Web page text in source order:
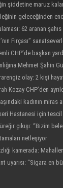
şiddetine maruz
geleceğinden
62 aranan şahıs
Fırçası”
CHP’de başkan
Mehmet Şahin
olay: 2 kişi
Kozay CHP’den
kadının miras
Hastanesi için tescil
çıkışı: “Bizim
netleşiyor
kamerada:
uyarısı: “Sigara en